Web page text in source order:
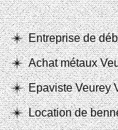
Entreprise de
Achat métaux
Epaviste Veurey
Location de